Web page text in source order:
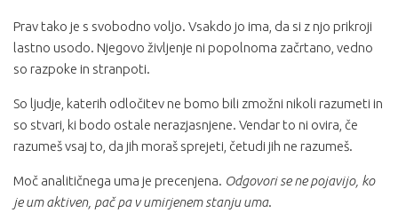
Prav tako je s svobodno voljo. Vsakdo jo ima, da si z njo prikroji
lastno usodo. Njegovo življenje ni popolnoma začrtano, vedno
so razpoke in stranpoti.
So ljudje, katerih odločitev ne bomo bili zmožni nikoli razumeti in
so stvari, ki bodo ostale nerazjasnjene. Vendar to ni ovira, če
razumeš vsaj to, da jih moraš sprejeti, četudi jih ne razumeš.
Moč analitičnega uma je precenjena. Odgovori se ne pojavijo, ko
je um aktiven, pač pa v umirjenem stanju uma.